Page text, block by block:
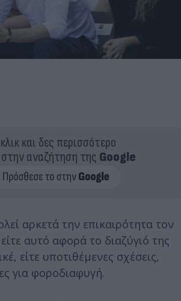
και δες περισσότερο
στην αναζήτηση της Google
αρκετά την επικαιρότητα τον
αυτό αφορά το διαζύγιό της
είτε υποτιθέμενες σχέσεις,
για φοροδιαφυγή.